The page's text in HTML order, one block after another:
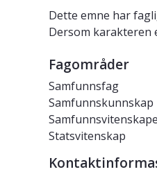
Dette emne har
Dersom karakteren
Fagområder
Samfunnsfag
Samfunnskunnskap
Statsvitenskap